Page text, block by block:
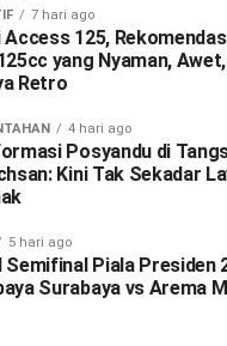
7 hari ago
Access 125,
yang Nyaman,
Retro
4 hari ago
Posyandu di
Kini Tak Sekadar
5 hari ago
Semifinal Piala Presiden
Surabaya vs Arema